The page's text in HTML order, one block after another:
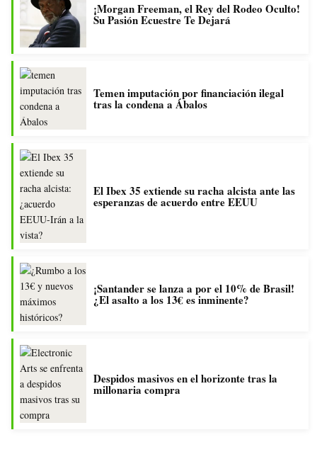
¡Morgan Freeman, el Rey del Rodeo Oculto!
Su Pasión Ecuestre Te Dejará
Temen imputación por financiación ilegal
tras la condena a Ábalos
El Ibex 35 extiende su racha alcista ante las
esperanzas de acuerdo entre EEUU
¡Santander se lanza a por el 10% de Brasil!
¿El asalto a los 13€ es inminente?
Despidos masivos en el horizonte tras la
millonaria compra